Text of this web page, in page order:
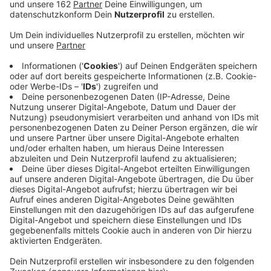
In Wesel war gestern ein Radfahrerin vom Auto
erfasst worden, als sie bei Grün die Straße
überqueren wollte.
Anzeige
In Wesel ist eine 16-Jährige Radfahrerin vom Auto
angefahren worden. Der Fahrer beschleunigte
daraufhin, ohne sich um die Verletzte zu kümmern. Die
Weselerin hatte gestern bei Grün die Schermbecker
Landstraße überquert. Die Polizei geht davon aus,
dass der Autofahrer vom Hand y abgelenkt war und
deshalb die rote Ampel übersehen hatte. Mit dem
Auto erfasste er dann das Hinterrad der 16-Jährigen,
die daraufhin stürzte. Die Polizei bittet jetzt vor allem
eine Zeugin, die dem Mädchen geholfen hatte, sich zu